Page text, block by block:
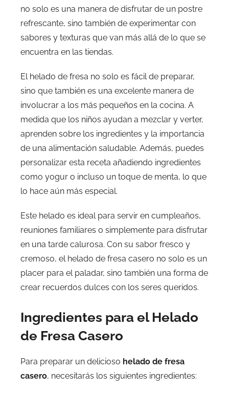
no solo es una manera de disfrutar de un postre
refrescante, sino también de experimentar con
sabores y texturas que van más allá de lo que se
encuentra en las tiendas.
El helado de fresa no solo es fácil de preparar,
sino que también es una excelente manera de
involucrar a los más pequeños en la cocina. A
medida que los niños ayudan a mezclar y verter,
aprenden sobre los ingredientes y la importancia
de una alimentación saludable. Además, puedes
personalizar esta receta añadiendo ingredientes
como yogur o incluso un toque de menta, lo que
lo hace aún más especial.
Este helado es ideal para servir en cumpleaños,
reuniones familiares o simplemente para disfrutar
en una tarde calurosa. Con su sabor fresco y
cremoso, el helado de fresa casero no solo es un
placer para el paladar, sino también una forma de
crear recuerdos dulces con los seres queridos.
Ingredientes para el Helado
de Fresa Casero
Para preparar un delicioso helado de fresa
casero, necesitarás los siguientes ingredientes: